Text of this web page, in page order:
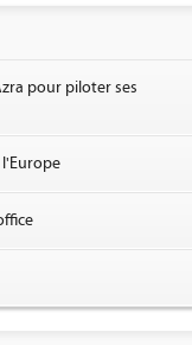
pour piloter ses